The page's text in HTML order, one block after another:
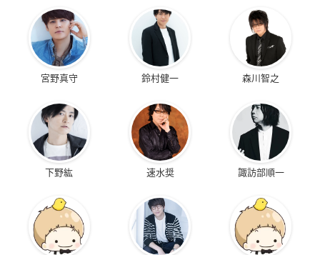
宮野真守 鈴村健一 森川智之
下野紘 速水奨 諏訪部順一